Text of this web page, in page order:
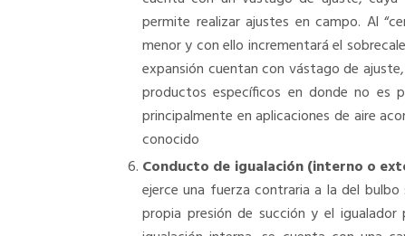
permite realizar ajustes en campo. Al
menor y con ello incrementará el
expansión cuentan con vástago de
productos específicos en donde no es
principalmente en aplicaciones de aire
conocido
Conducto de igualación (interno o
ejerce una fuerza contraria a la del
propia presión de succión y el